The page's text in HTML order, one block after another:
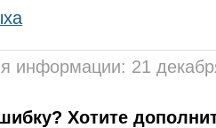
информации: 21
Хотите